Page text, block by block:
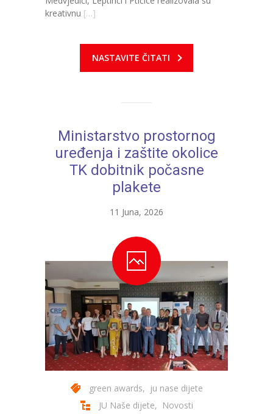
kreativnu […]
NASTAVITE ČITATI
Ministarstvo prostornog
uređenja i zaštite okolice
TK dobitnik počasne
plakete
11 Juna, 2026
green awards, ju nase dijete
JU Naše dijete, Novosti